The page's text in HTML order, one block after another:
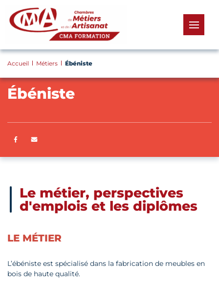
menu
Accueil Métiers Ébéniste
Ébéniste
Partager sur Facebook
Le métier, perspectives
d'emplois et les diplômes
LE MÉTIER
L’ébéniste est spécialisé dans la fabrication de meubles en
bois de haute qualité.